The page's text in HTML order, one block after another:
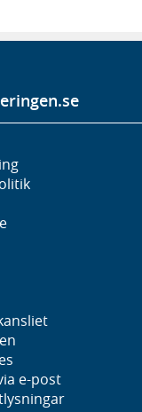
e-post